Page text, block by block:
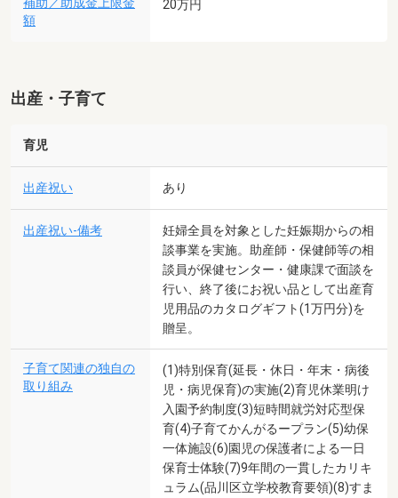
補助／助成金上限金
額
20万円
出産・子育て
育児
出産祝い あり
出産祝い-備考
妊婦全員を対象とした妊娠期からの相
談事業を実施。助産師・保健師等の相
談員が保健センター・健康課で面談を
行い、終了後にお祝い品として出産育
児用品のカタログギフト(1万円分)を
贈呈。
子育て関連の独自の
取り組み
(1)特別保育(延長・休日・年末・病後
児・病児保育)の実施(2)育児休業明け
入園予約制度(3)短時間就労対応型保
育(4)子育てかんがるープラン(5)幼保
一体施設(6)園児の保護者による一日
保育士体験(7)9年間の一貫したカリキ
ュラム(品川区立学校教育要領)(8)すま